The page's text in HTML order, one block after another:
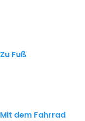
Zu Fuß
Mit dem Fahrrad